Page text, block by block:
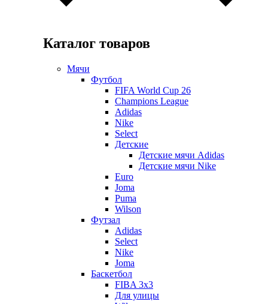
Каталог товаров
Мячи
Футбол
FIFA World Cup 26
Champions League
Adidas
Nike
Select
Детские
Детские мячи Adidas
Детские мячи Nike
Euro
Joma
Puma
Wilson
Футзал
Adidas
Select
Nike
Joma
Баскетбол
FIBA 3x3
Для улицы